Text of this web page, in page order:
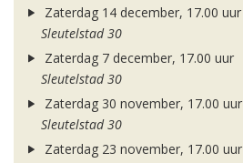
Zaterdag 14 december, 17.00 uur
Sleutelstad 30
Zaterdag 7 december, 17.00 uur
Sleutelstad 30
Zaterdag 30 november, 17.00 uur
Sleutelstad 30
Zaterdag 23 november, 17.00 uur